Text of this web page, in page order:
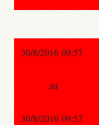
30/8/2016 09:57
au
30/8/2016 09:57